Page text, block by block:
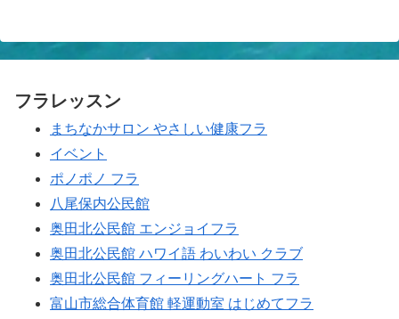
フラレッスン
まちなかサロン やさしい健康フラ
イベント
ポノポノ フラ
八尾保内公民館
奥田北公民館 エンジョイフラ
奥田北公民館 ハワイ語 わいわい クラブ
奥田北公民館 フィーリングハート フラ
富山市総合体育館 軽運動室 はじめてフラ